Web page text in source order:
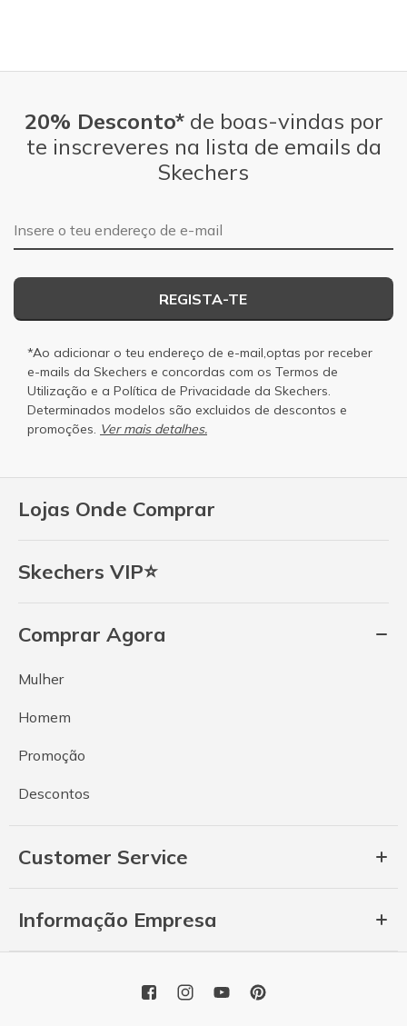
Lojas Onde Comprar
Skechers VIP⭐
Comprar Agora
Mulher
Homem
Promoção
Descontos
Customer Service
Informação Empresa
20% Desconto*de boas-vindas por
te inscreveres na lista de emails da
Skechers
Endereço de e-mail
REGISTA-TE
*Ao adicionar o teu endereço de e-mail,optas por receber
e-mails da Skechers e concordas com os Termos de
Utilização e a Política de Privacidade da Skechers.
Determinados modelos são excluidos de descontos e
promoções. Ver mais detalhes.